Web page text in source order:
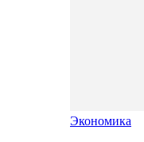
Экономика